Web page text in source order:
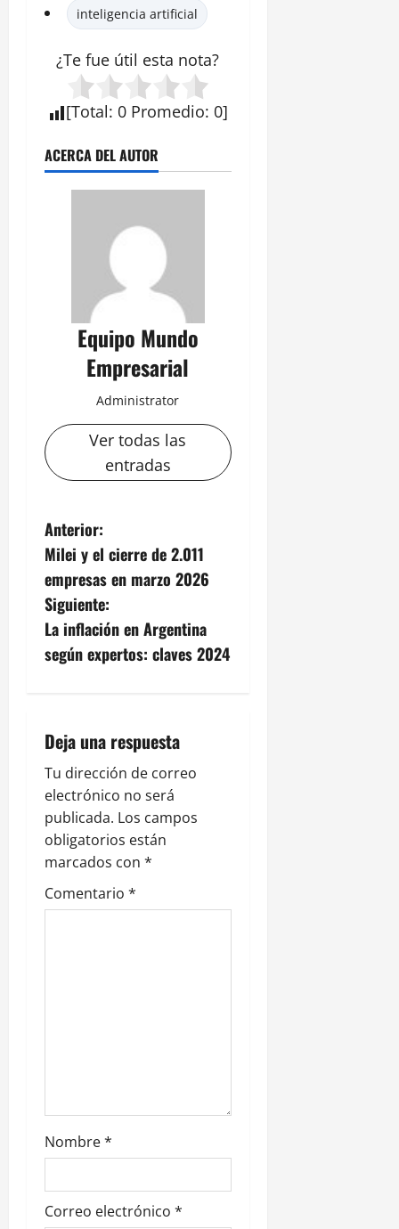
inteligencia artificial
¿Te fue útil esta nota?
[Total: 0 Promedio: 0]
ACERCA DEL AUTOR
Equipo Mundo
Empresarial
Administrator
Ver todas las
entradas
N
a
v
e
c
i
ó
n
d
a
d
a
Anterior:
Milei y el cierre de 2.011
empresas en marzo 2026
Siguiente:
La inflación en Argentina
según expertos: claves 2024
Deja una respuesta
Tu dirección de correo
electrónico no será
publicada. Los campos
obligatorios están
marcados con *
Comentario *
Nombre*
Correo electrónico *